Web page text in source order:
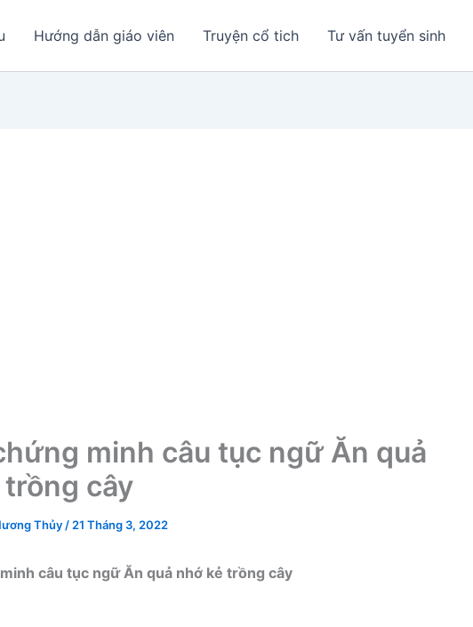
Hướng dẫn giáo viên Truyện cổ tich Tư vấn tuyển sinh
minh câu tục ngữ Ăn quả
cây
Thủy / 21 Tháng 3, 2022
câu tục ngữ Ăn quả nhớ kẻ trồng cây